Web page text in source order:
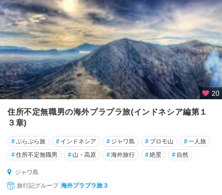
20
住所不定無職男の海外プラプラ旅(インドネシア編第１
３章)
#ぷらぷら旅 # インドネシア # ジャワ島 # ブロモ山 #一人旅
#住所不定無職男 # 山・高原 #海外旅行 #絶景 # 自然
ジャワ島
旅行記グループ 海外プラプラ旅３